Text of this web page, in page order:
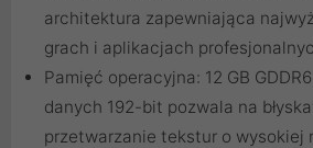
architektura zapewniająca
grach i aplikacjach
Pamięć operacyjna: 12 GB
danych 192-bit pozwala na
przetwarzanie tekstur o wysokiej